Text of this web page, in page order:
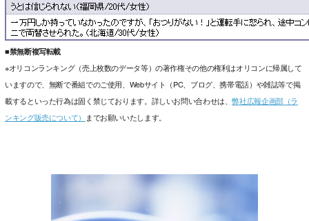
■禁無断複写転載
※オリコンランキング（売上枚数のデータ等）の著作権その他の権利はオリコンに帰属して
いますので、無断で番組でのご使用、Webサイト（PC、ブログ、携帯電話）や雑誌等で掲
載するといった行為は固く禁じております。詳しいお問い合わせは、弊社広報企画部（ラ
ンキング販売について） までお願いいたします。